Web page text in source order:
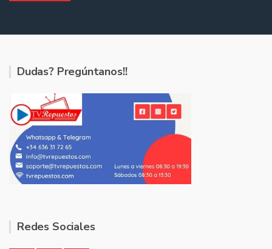
Dudas? Pregúntanos!!
Redes Sociales